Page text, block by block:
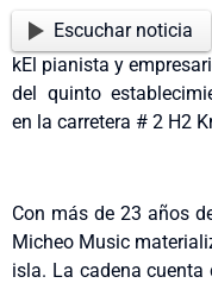
Escuchar noticia
kEl pianista y
del quinto
en la carretera # 2 H2
Con más de 23 años
Micheo Music
isla. La cadena cuenta